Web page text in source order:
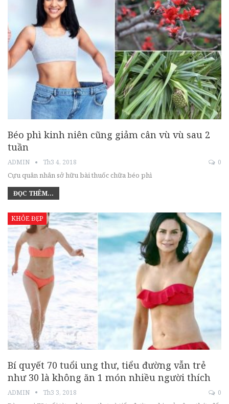
Béo phì kinh niên cũng giảm cân vù vù sau 2
tuần
ADMIN Th3 4, 2018 0
Cựu quân nhân sở hữu bài thuốc chữa béo phì
ĐỌC THÊM...
KHỎE ĐẸP
Bí quyết 70 tuổi ung thư, tiểu đường vẫn trẻ
như 30 là không ăn 1 món nhiều người thích
ADMIN Th3 3, 2018 0